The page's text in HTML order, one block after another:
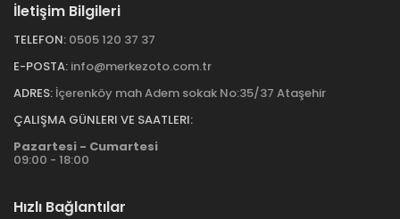
İletişim Bilgileri
TELEFON: 0505 120 37 37
E-POSTA: info@merkezoto.com.tr
ADRES: İçerenköy mah Adem sokak No:35/37 Ataşehir
ÇALIŞMA GÜNLERI VE SAATLERI:
Pazartesi - Cumartesi
09:00 - 18:00
Hızlı Bağlantılar